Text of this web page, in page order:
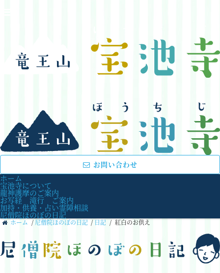
お問い合わせ
ホーム
宝池寺について
龍神護摩のご案内
お写経 滝行 ご案内
加持・供養・占い霊障相談
尼僧院ほのぼの日記
ホーム / 尼僧院ほのぼの日記 / 日記 / 紅白のお供え